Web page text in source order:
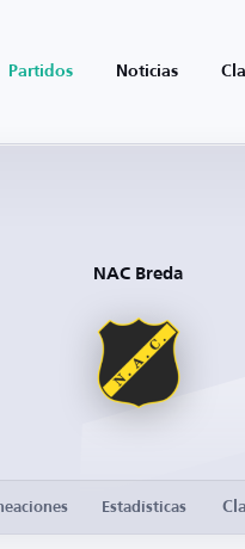
Partidos Noticias
NAC Breda
Estadísticas